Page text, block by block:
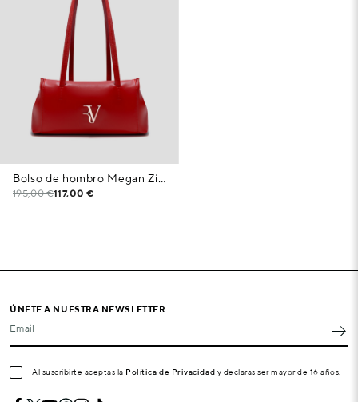
Bolso de hombro Megan Zipper piel rojo
195,00 €117,00 €
ÚNETE A NUESTRA NEWSLETTER
Email
Al suscribirte aceptas la Política de Privacidad y declaras ser mayor de 16 años.